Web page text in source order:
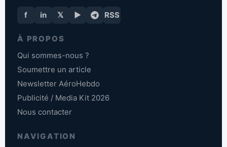
f in 𝕏 ▶ RSS
À PROPOS
Qui sommes-nous ?
Soumettre un article
Newsletter AéroHebdo
Publicité / Media Kit 2026
Nous contacter
NAVIGATION